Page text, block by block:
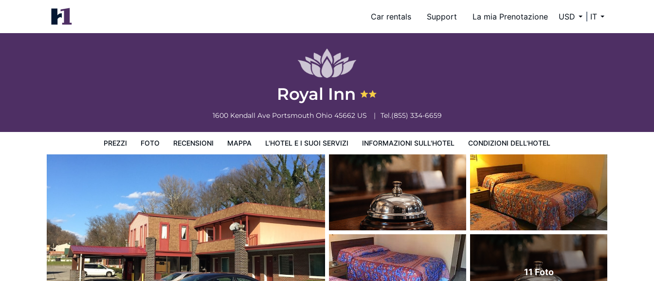
Car rentals Support La mia Prenotazione USD IT
Royal Inn
1600 Kendall Ave Portsmouth Ohio 45662 US Tel.(855) 334-6659
PREZZI FOTO RECENSIONI MAPPA L'HOTEL E I SUOI SERVIZI INFORMAZIONI SULL'HOTEL CONDIZIONI DELL'HOTEL
Royal Inn
Prezzi Condizioni dell'hotel
11 Foto